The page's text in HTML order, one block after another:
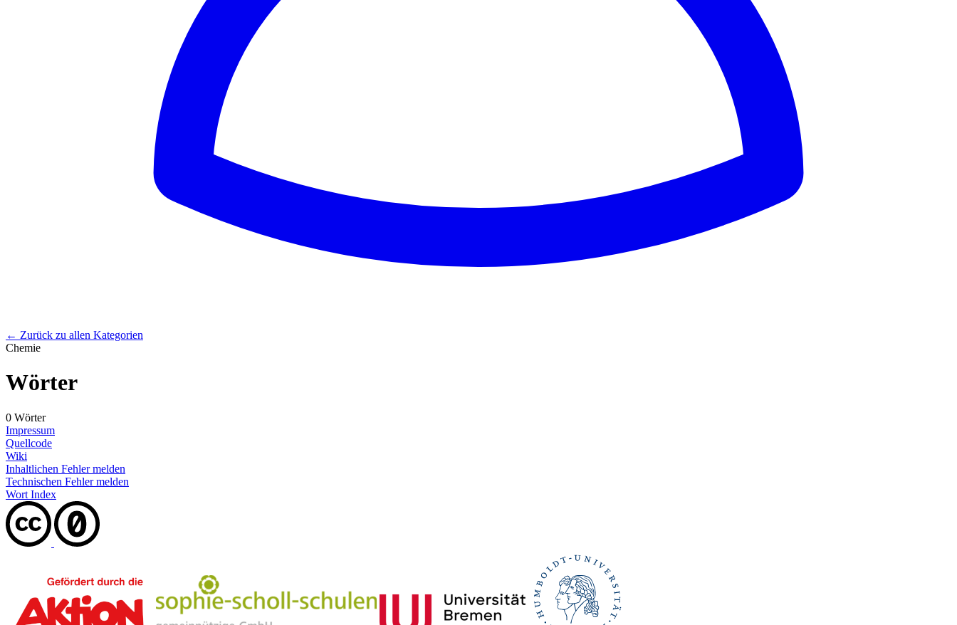
← Zurück zu allen Kategorien
Chemie
Wörter
0 Wörter
Impressum
Quellcode
Wiki
Inhaltlichen Fehler melden
Technischen Fehler melden
Wort Index